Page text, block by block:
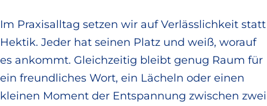
Im Praxisalltag setzen wir auf Verlässlichkeit statt
Hektik. Jeder hat seinen Platz und weiß, worauf
es ankommt. Gleichzeitig bleibt genug Raum für
ein freundliches Wort, ein Lächeln oder einen
kleinen Moment der Entspannung zwischen zwei